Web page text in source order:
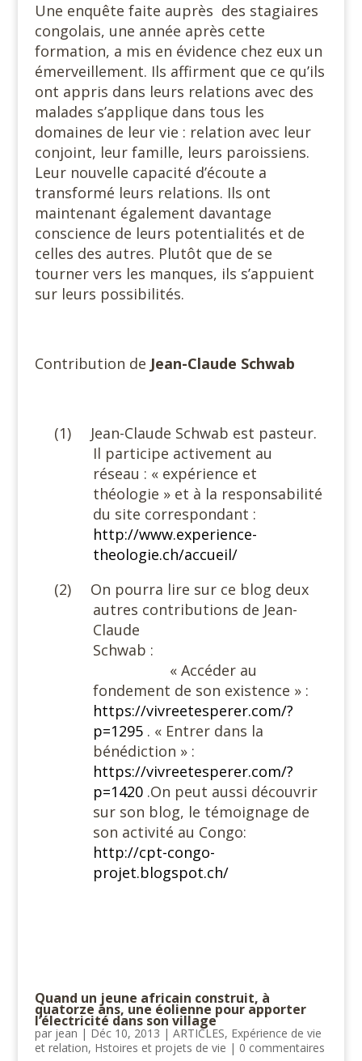
Une enquête faite auprès des stagiaires
congolais, une année après cette
formation, a mis en évidence chez eux un
émerveillement. Ils affirment que ce qu’ils
ont appris dans leurs relations avec des
malades s’applique dans tous les
domaines de leur vie : relation avec leur
conjoint, leur famille, leurs paroissiens.
Leur nouvelle capacité d’écoute a
transformé leurs relations. Ils ont
maintenant également davantage
conscience de leurs potentialités et de
celles des autres. Plutôt que de se
tourner vers les manques, ils s’appuient
sur leurs possibilités.
Contribution de Jean-Claude Schwab
(1)
Jean-Claude Schwab est pasteur.
Il participe activement au
réseau : « expérience et
théologie » et à la responsabilité
du site correspondant :
http://www.experience-
theologie.ch/accueil/
(2)
On pourra lire sur ce blog deux
autres contributions de Jean-
Claude
Schwab :
« Accéder au
fondement de son existence » :
https://vivreetesperer.com/?
p=1295. « Entrer dans la
bénédiction » :
https://vivreetesperer.com/?
p=1420.On peut aussi découvrir
sur son blog, le témoignage de
son activité au Congo:
http://cpt-congo-
projet.blogspot.ch/
Quand un jeune africain construit, à
quatorze ans, une éolienne pour apporter
l’électricité dans son village
par jean | Déc 10, 2013 | ARTICLES, Expérience de vie
et relation, Hstoires et projets de vie | 0 commentaires